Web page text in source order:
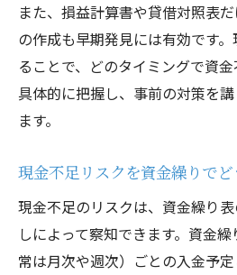
資金管理のチェックリ
用
資金繰りによる現金流
財務4表のつながりを理解
財務4表を活かした資金
健全経営に必須の資金
財務診断で押さえる財
資金繰りの視点から見
また、損益計算書や貸借対照表
の作成も早期発見には有効です
ることで、どのタイミングで資
具体的に把握し、事前の対策を
ます。
現金不足リスクを資金繰りで
現金不足のリスクは、資金繰り
しによって察知できます。資金
常は月次や週次）ごとの入金予